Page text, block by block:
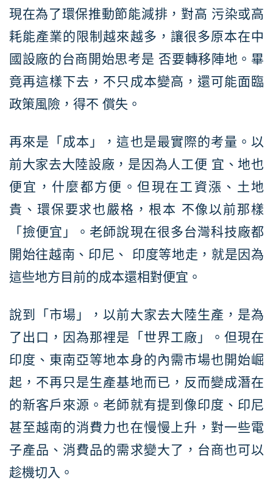
現在為了環保推動節能減排，對高 污染或高
耗能產業的限制越來越多，讓很多原本在中
國設廠的台商開始思考是 否要轉移陣地。畢
竟再這樣下去，不只成本變高，還可能面臨
政策風險，得不 償失。
再來是「成本」，這也是最實際的考量。以
前大家去大陸設廠，是因為人工便 宜、地也
便宜，什麼都方便。但現在工資漲、土地
貴、環保要求也嚴格，根本 不像以前那樣
「撿便宜」。老師說現在很多台灣科技廠都
開始往越南、印尼、 印度等地走，就是因為
這些地方目前的成本還相對便宜。
說到「市場」，以前大家去大陸生產，是為
了出口，因為那裡是「世界工廠」。但現在
印度、東南亞等地本身的內需市場也開始崛
起，不再只是生產基地而已，反而變成潛在
的新客戶來源。老師就有提到像印度、印尼
甚至越南的消費力也在慢慢上升，對一些電
子產品、消費品的需求變大了，台商也可以
趁機切入。